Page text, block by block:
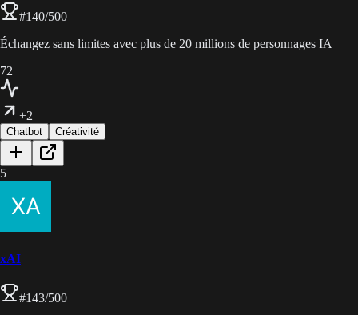
#140/500
Échangez sans limites avec plus de 20 millions de personnages IA
72
+2
Chatbot Créativité
5
xAI
#143/500